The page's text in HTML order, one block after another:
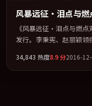
风暴远征·泪点与燃
《风暴远征·泪点与燃
发行。李秉宪、赵丽颖领
为骨架，在叙事、表演与
院线及主流平台同步亮相
34,843 热度8.9分2016-12-